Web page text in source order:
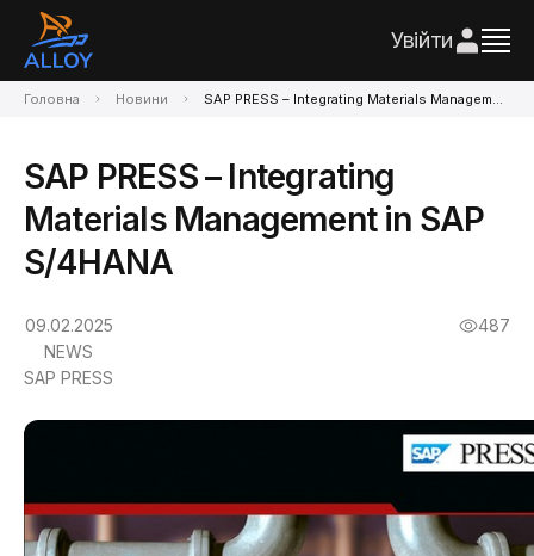
Увійти
Головна Новини SAP PRESS – Integrating Materials Management in SAP S/4HANA
SAP PRESS – Integrating
Materials Management in SAP
S/4HANA
09.02.2025
NEWS
SAP PRESS
487